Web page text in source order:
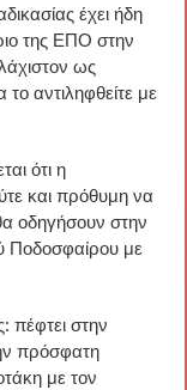
έχει ήδη
της ΕΠΟ στην
ως
αντιληφθείτε με
ότι η
και πρόθυμη να
οδηγήσουν στην
Ποδοσφαίρου με
πέφτει στην
πρόσφατη
με τον